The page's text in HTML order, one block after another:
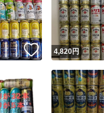
いいね！
4,820円